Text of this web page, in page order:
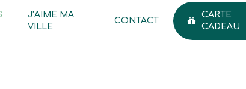
J’AIME MA
VILLE
CONTACT
CARTE
CADEAU
Cart